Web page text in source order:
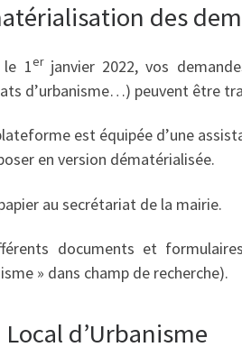
des
le 1erjanvier 2022, vos
d’urbanisme…) peuvent être
est équipée d’une
en version dématérialisée.
au secrétariat de la mairie.
documents et
» dans champ de recherche).
Local d’Urbanisme